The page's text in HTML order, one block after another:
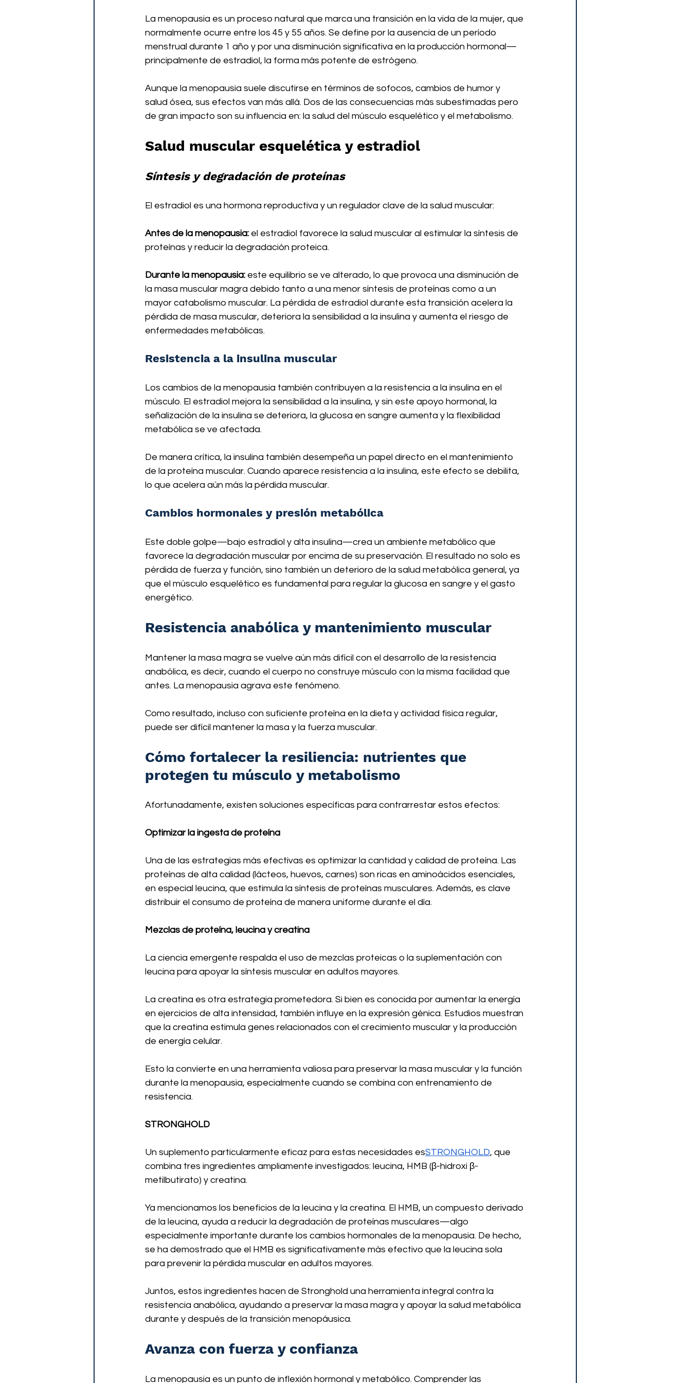
La menopausia es un proceso natural que marca una transición en la vida de la mujer, que
normalmente ocurre entre los 45 y 55 años. Se define por la ausencia de un período
menstrual durante 1 año y por una disminución significativa en la producción hormonal—
principalmente de estradiol, la forma más potente de estrógeno.
Aunque la menopausia suele discutirse en términos de sofocos, cambios de humor y
salud ósea, sus efectos van más allá. Dos de las consecuencias más subestimadas pero
de gran impacto son su influencia en: la salud del músculo esquelético y el metabolismo.
Salud muscular esquelética y estradiol
Síntesis y degradación de proteínas
El estradiol es una hormona reproductiva y un regulador clave de la salud muscular:
Antes de la menopausia: el estradiol favorece la salud muscular al estimular la síntesis de
proteínas y reducir la degradación proteica.
Durante la menopausia: este equilibrio se ve alterado, lo que provoca una disminución de
la masa muscular magra debido tanto a una menor síntesis de proteínas como a un
mayor catabolismo muscular. La pérdida de estradiol durante esta transición acelera la
pérdida de masa muscular, deteriora la sensibilidad a la insulina y aumenta el riesgo de
enfermedades metabólicas.
Resistencia a la insulina muscular
Los cambios de la menopausia también contribuyen a la resistencia a la insulina en el
músculo. El estradiol mejora la sensibilidad a la insulina, y sin este apoyo hormonal, la
señalización de la insulina se deteriora, la glucosa en sangre aumenta y la flexibilidad
metabólica se ve afectada.
De manera crítica, la insulina también desempeña un papel directo en el mantenimiento
de la proteína muscular. Cuando aparece resistencia a la insulina, este efecto se debilita,
lo que acelera aún más la pérdida muscular.
Cambios hormonales y presión metabólica
Este doble golpe—bajo estradiol y alta insulina—crea un ambiente metabólico que
favorece la degradación muscular por encima de su preservación. El resultado no solo es
pérdida de fuerza y función, sino también un deterioro de la salud metabólica general, ya
que el músculo esquelético es fundamental para regular la glucosa en sangre y el gasto
energético.
Resistencia anabólica y mantenimiento muscular
Mantener la masa magra se vuelve aún más difícil con el desarrollo de la resistencia
anabólica, es decir, cuando el cuerpo no construye músculo con la misma facilidad que
antes. La menopausia agrava este fenómeno.
Como resultado, incluso con suficiente proteína en la dieta y actividad física regular,
puede ser difícil mantener la masa y la fuerza muscular.
Cómo fortalecer la resiliencia: nutrientes que
protegen tu músculo y metabolismo
Afortunadamente, existen soluciones específicas para contrarrestar estos efectos:
Optimizar la ingesta de proteína
Una de las estrategias más efectivas es optimizar la cantidad y calidad de proteína. Las
proteínas de alta calidad (lácteos, huevos, carnes) son ricas en aminoácidos esenciales,
en especial leucina, que estimula la síntesis de proteínas musculares. Además, es clave
distribuir el consumo de proteína de manera uniforme durante el día.
Mezclas de proteína, leucina y creatina
La ciencia emergente respalda el uso de mezclas proteicas o la suplementación con
leucina para apoyar la síntesis muscular en adultos mayores.
La creatina es otra estrategia prometedora. Si bien es conocida por aumentar la energía
en ejercicios de alta intensidad, también influye en la expresión génica. Estudios muestran
que la creatina estimula genes relacionados con el crecimiento muscular y la producción
de energía celular.
Esto la convierte en una herramienta valiosa para preservar la masa muscular y la función
durante la menopausia, especialmente cuando se combina con entrenamiento de
resistencia.
STRONGHOLD
Un suplemento particularmente eficaz para estas necesidades esSTRONGHOLD, que
combina tres ingredientes ampliamente investigados: leucina, HMB (β-hidroxi β-
metilbutirato) y creatina.
Ya mencionamos los beneficios de la leucina y la creatina. El HMB, un compuesto derivado
de la leucina, ayuda a reducir la degradación de proteínas musculares—algo
especialmente importante durante los cambios hormonales de la menopausia. De hecho,
se ha demostrado que el HMB es significativamente más efectivo que la leucina sola
para prevenir la pérdida muscular en adultos mayores.
Juntos, estos ingredientes hacen de Stronghold una herramienta integral contra la
resistencia anabólica, ayudando a preservar la masa magra y apoyar la salud metabólica
durante y después de la transición menopáusica.
Avanza con fuerza y confianza
La menopausia es un punto de inflexión hormonal y metabólico. Comprender las